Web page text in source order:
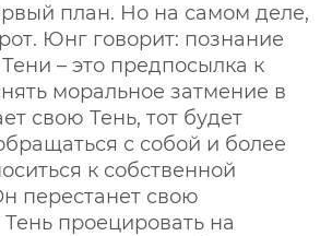
план. Но на самом деле,
Юнг говорит: познание
– это предпосылка к
моральное затмение в
свою Тень, тот будет
с собой и более
к собственной
перестанет свою
проецировать на